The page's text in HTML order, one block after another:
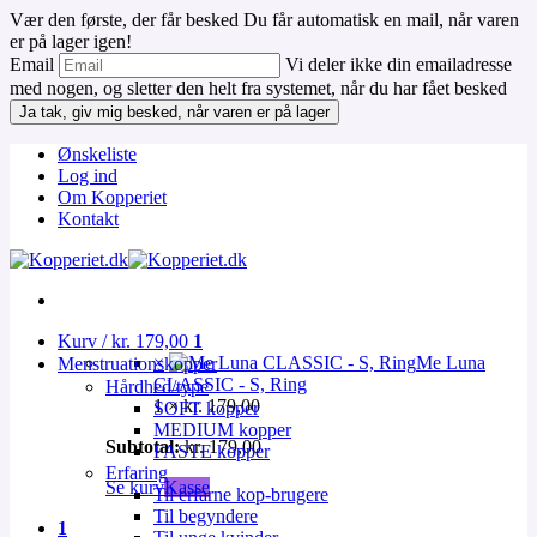
Vær den første, der får besked Du får automatisk en mail, når varen
er på lager igen!
Email
Vi deler ikke din emailadresse
med nogen, og sletter den helt fra systemet, når du har fået besked
Ja tak, giv mig besked, når varen er på lager
indhold
Ønskeliste
Log ind
Om Kopperiet
Kontakt
Kurv /kr. 179,00 1
×
Me Luna
CLASSIC - S, Ring
1 ×kr. 179,00
Subtotal: kr.179,00
Se kurvKasse
1
Menstruationskopper
Hårdhed/type
SOFT kopper
MEDIUM kopper
FASTE kopper
Erfaring
Til erfarne kop-brugere
Til begyndere